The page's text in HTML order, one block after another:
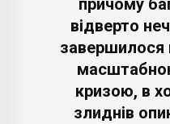
причому
відверто
завершилося
кризою, в
злиднів